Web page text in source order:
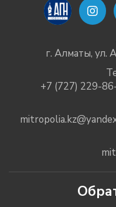
г. Алматы, ул.
+7 (727) 229-